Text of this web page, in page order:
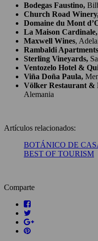
Bodegas Faustino,
Church Road
Domaine du Mont
La Maison Cardinale,
Maxwell Wines,
Rambaldi
Sterling Vineyards,
Ventozelo Hotel &
Viña Doña Paula,
Völker Restaurant &
Alemania
Artículos relacionados:
BOTÁNICO DE
BEST OF TOURISM
Comparte